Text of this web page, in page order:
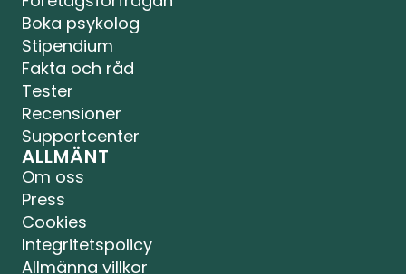
Boka psykolog
Stipendium
Fakta och råd
Tester
Recensioner
Supportcenter
ALLMÄNT
Om oss
Press
Cookies
Integritetspolicy
Allmänna villkor